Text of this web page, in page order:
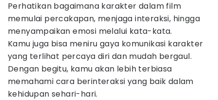
Perhatikan bagaimana karakter dalam film
memulai percakapan, menjaga interaksi, hingga
menyampaikan emosi melalui kata-kata.
Kamu juga bisa meniru gaya komunikasi karakter
yang terlihat percaya diri dan mudah bergaul.
Dengan begitu, kamu akan lebih terbiasa
memahami cara berinteraksi yang baik dalam
kehidupan sehari-hari.